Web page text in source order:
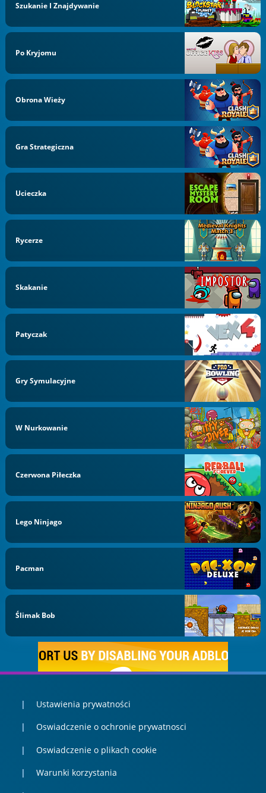
Szukanie I Znajdywanie
Po Kryjomu
Obrona Wieży
Gra Strategiczna
Ucieczka
Rycerze
Skakanie
Patyczak
Gry Symulacyjne
W Nurkowanie
Czerwona Piłeczka
Lego Ninjago
Pacman
Ślimak Bob
Ustawienia prywatności
Oswiadczenie o ochronie prywatnosci
Oswiadczenie o plikach cookie
Warunki korzystania